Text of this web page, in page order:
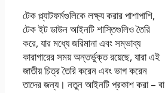
টেক প্ল্যাটফর্মগুলিকে লক্ষ্য করার পাশাপাশি,
টেক ইট ডাউন আইনটি শাস্তিগুলিও তৈরি
করে, যার মধ্যে জরিমানা এবং সম্ভাব্য
কারাগারের সময় অন্তর্ভুক্ত রয়েছে, যারা এই
জাতীয় চিত্র তৈরি করেন এবং ভাগ করেন
তাদের জন্য। নতুন আইনটি প্রকাশ করা – বা